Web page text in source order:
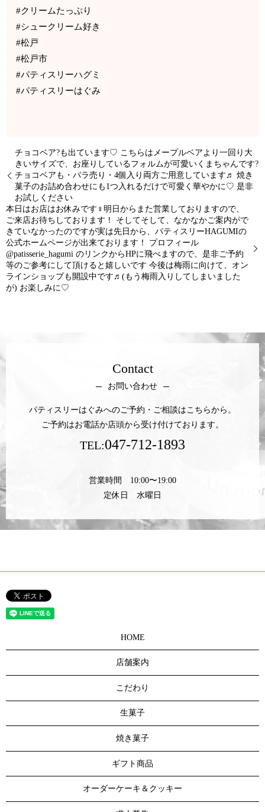
#クリームたっぷり
#シュークリーム好き
#松戸
#松戸市
#パティスリーハグミ
#パティスリーはぐみ
チョコベア?も出ています♡ こちらはメープルベアより一回り大
きいサイズで、お座りしているフォルムが可愛いくまちゃんです?
チョコベアも・バラ売り・4個入り両方ご用意しています♬ 焼き
菓子のお詰め合わせにも1つ入れるだけで可愛く華やかに♡ 是非
お試しください
本日はお店はお休みです‍♀️明日からまた営業しておりますので、
ご来店お待ちしております！ そしてそして、なかなかご案内がで
きていなかったのですが実は先日から、パティスリーHAGUMIの
公式ホームページが出来ております！ プロフィール
@patisserie_hagumi のリンクからHPに飛べますので、是非ご予約
等のご参考にして頂けると嬉しいです️ 今後は梅雨に向けて、オン
ラインショップも開設中です♬(もう梅雨入りしてしまいました
が) お楽しみに♡
Contact
お問い合わせ
パティスリーはぐみへのご予約・ご相談はこちらから。
ご予約はお電話か店頭から受け付けております。
TEL:047-712-1893
営業時間 10:00〜19:00
定休日 水曜日
HOME
店舗案内
こだわり
生菓子
焼き菓子
ギフト商品
オーダーケーキ＆クッキー